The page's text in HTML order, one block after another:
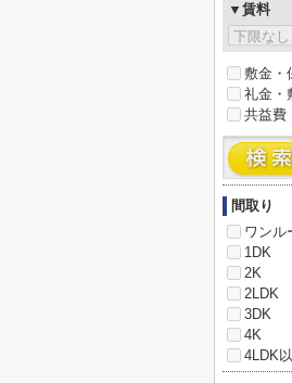
▼賃料
敷金・
礼金・
共益費
間取り
ワンル
1DK
2K
2LDK
3DK
4K
4LDK